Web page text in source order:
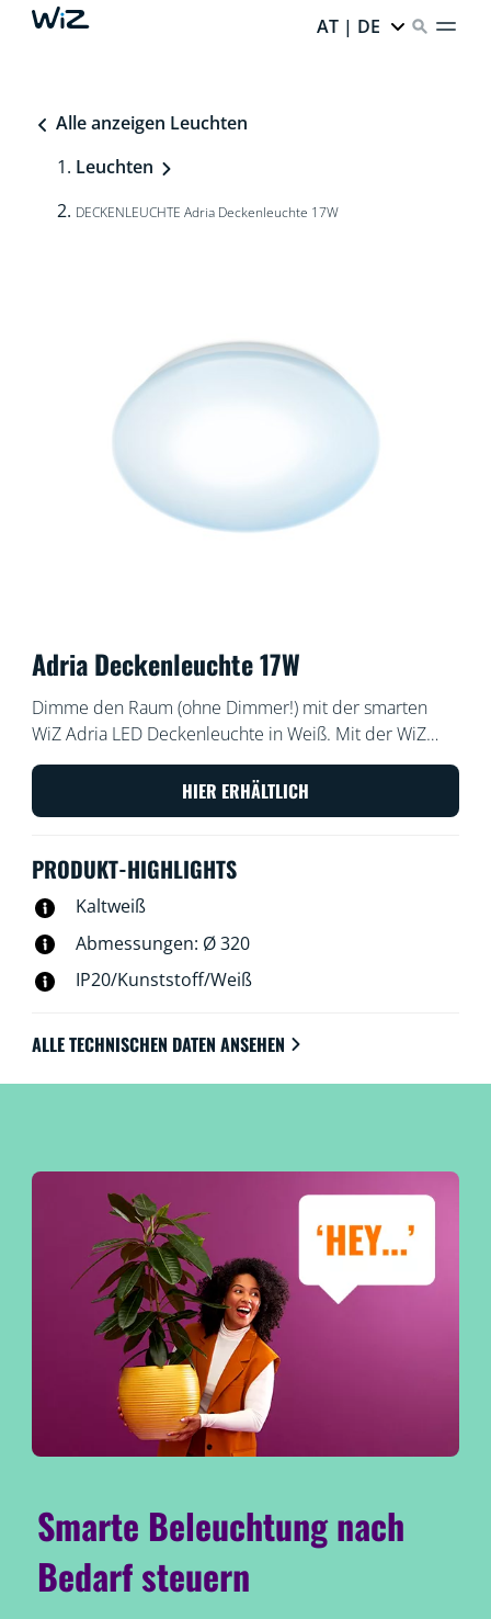
AT | DE
Alle anzeigen Leuchten
Leuchten
DECKENLEUCHTE Adria Deckenleuchte 17W
Adria Deckenleuchte 17W
Dimme den Raum (ohne Dimmer!) mit der smarten
WiZ Adria LED Deckenleuchte in Weiß. Mit der WiZ
App oder deiner Stimme kannst du die Leuchte im
Raum ein- und ausschalten oder die Helligkeit ändern.
HIER ERHÄLTLICH
PRODUKT-HIGHLIGHTS
Kaltweiß
Abmessungen: Ø 320
IP20/Kunststoff/Weiß
ALLE TECHNISCHEN DATEN ANSEHEN
Smarte Beleuchtung nach
Bedarf steuern